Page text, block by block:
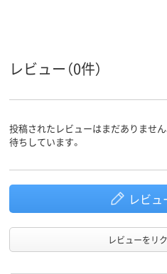
レビュー（0件）
投稿されたレビューはまだありませ
待ちしています。
レビュ
レビューをリ